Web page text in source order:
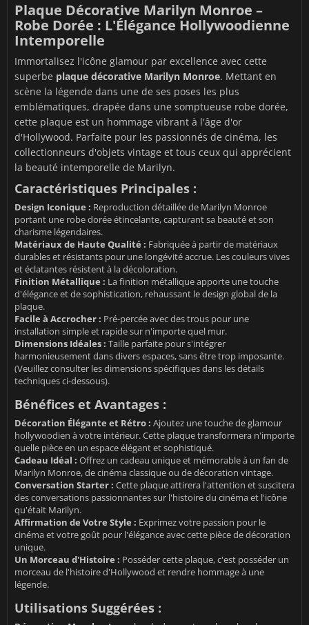
Plaque Décorative Marilyn Monroe –
Robe Dorée : L'Élégance Hollywoodienne
Intemporelle
Immortalisez l'icône glamour par excellence avec cette
superbe plaque décorative Marilyn Monroe. Mettant en
scène la légende dans une de ses poses les plus
emblématiques, drapée dans une somptueuse robe dorée,
cette plaque est un hommage vibrant à l'âge d'or
d'Hollywood. Parfaite pour les passionnés de cinéma, les
collectionneurs d'objets vintage et tous ceux qui apprécient
la beauté intemporelle de Marilyn.
Caractéristiques Principales :
Design Iconique : Reproduction détaillée de Marilyn Monroe
portant une robe dorée étincelante, capturant sa beauté et son
charisme légendaires.
Matériaux de Haute Qualité : Fabriquée à partir de matériaux
durables et résistants pour une longévité accrue. Les couleurs vives
et éclatantes résistent à la décoloration.
Finition Métallique : La finition métallique apporte une touche
d'élégance et de sophistication, rehaussant le design global de la
plaque.
Facile à Accrocher : Pré-percée avec des trous pour une
installation simple et rapide sur n'importe quel mur.
Dimensions Idéales : Taille parfaite pour s'intégrer
harmonieusement dans divers espaces, sans être trop imposante.
(Veuillez consulter les dimensions spécifiques dans les détails
techniques ci-dessous).
Bénéfices et Avantages :
Décoration Élégante et Rétro : Ajoutez une touche de glamour
hollywoodien à votre intérieur. Cette plaque transformera n'importe
quelle pièce en un espace élégant et sophistiqué.
Cadeau Idéal : Offrez un cadeau unique et mémorable à un fan de
Marilyn Monroe, de cinéma classique ou de décoration vintage.
Conversation Starter : Cette plaque attirera l'attention et suscitera
des conversations passionnantes sur l'histoire du cinéma et l'icône
qu'était Marilyn.
Affirmation de Votre Style : Exprimez votre passion pour le
cinéma et votre goût pour l'élégance avec cette pièce de décoration
unique.
Un Morceau d'Histoire : Posséder cette plaque, c'est posséder un
morceau de l'histoire d'Hollywood et rendre hommage à une
légende.
Utilisations Suggérées :